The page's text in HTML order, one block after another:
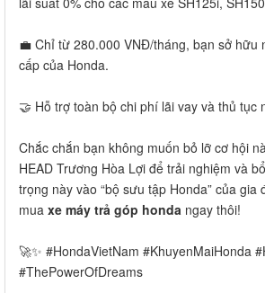
💼 Chỉ từ 280.000 VNĐ/tháng, bạn sở hữu
cấp của Honda.
🤝 Hỗ trợ toàn bộ chi phí lãi vay và thủ tục
Chắc chắn bạn không muốn bỏ lỡ cơ hội
HEAD Trương Hòa Lợi để trải nghiệm và
trọng này vào “bộ sưu tập Honda” của
mua xe máy trả góp honda ngay thôi!
🚀✨ #HondaVietNam #KhuyenMaiHonda
#ThePowerOfDreams